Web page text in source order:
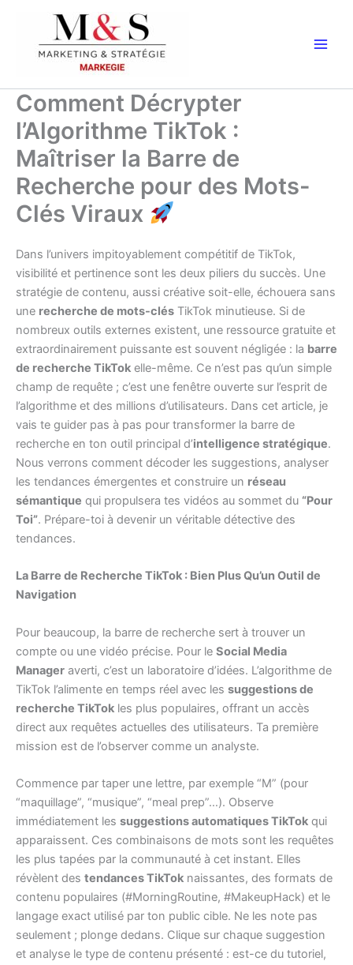
contenu
Comment Décrypter
l’Algorithme TikTok :
Maîtriser la Barre de
Recherche pour des Mots-
Clés Viraux
Dans l’univers impitoyablement compétitif de TikTok,
visibilité et pertinence sont les deux piliers du succès. Une
stratégie de contenu, aussi créative soit-elle, échouera sans
une recherche de mots-clés TikTok minutieuse. Si de
nombreux outils externes existent, une ressource gratuite et
extraordinairement puissante est souvent négligée : la barre
de recherche TikTok elle-même. Ce n’est pas qu’un simple
champ de requête ; c’est une fenêtre ouverte sur l’esprit de
l’algorithme et des millions d’utilisateurs. Dans cet article, je
vais te guider pas à pas pour transformer la barre de
recherche en ton outil principal d’intelligence stratégique.
Nous verrons comment décoder les suggestions, analyser
les tendances émergentes et construire un réseau
sémantique qui propulsera tes vidéos au sommet du “Pour
Toi”. Prépare-toi à devenir un véritable détective des
tendances.
La Barre de Recherche TikTok : Bien Plus Qu’un Outil de
Navigation
Pour beaucoup, la barre de recherche sert à trouver un
compte ou une vidéo précise. Pour le Social Media
Manager averti, c’est un laboratoire d’idées. L’algorithme de
TikTok l’alimente en temps réel avec les suggestions de
recherche TikTok les plus populaires, offrant un accès
direct aux requêtes actuelles des utilisateurs. Ta première
mission est de l’observer comme un analyste.
Commence par taper une lettre, par exemple “M” (pour
“maquillage”, “musique”, “meal prep”…). Observe
immédiatement les suggestions automatiques TikTok qui
apparaissent. Ces combinaisons de mots sont les requêtes
les plus tapées par la communauté à cet instant. Elles
révèlent des tendances TikTok naissantes, des formats de
contenu populaires (#MorningRoutine, #MakeupHack) et le
langage exact utilisé par ton public cible. Ne les note pas
seulement ; plonge dedans. Clique sur chaque suggestion
et analyse le type de contenu présenté : est-ce du tutoriel,